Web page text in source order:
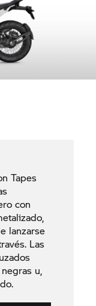
Tapes
con
lanzarse
Las
u,